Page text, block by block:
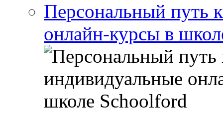
Персональный путь
онлайн-курсы в